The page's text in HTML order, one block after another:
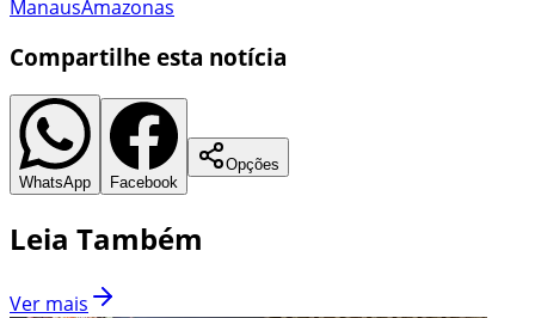
ManausAmazonas
Compartilhe esta notícia
WhatsApp Facebook
Opções
Leia Também
Ver mais